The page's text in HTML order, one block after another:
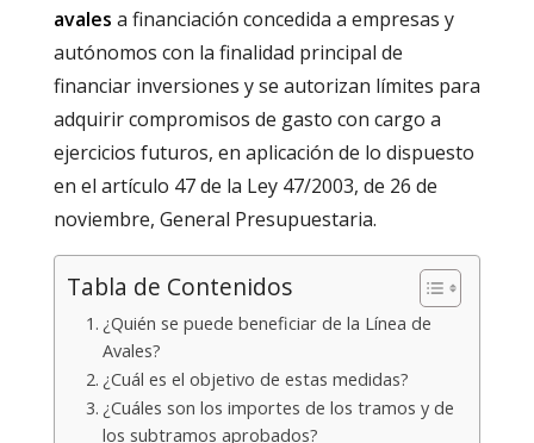
avales a financiación concedida a empresas y
autónomos con la finalidad principal de
financiar inversiones y se autorizan límites para
adquirir compromisos de gasto con cargo a
ejercicios futuros, en aplicación de lo dispuesto
en el artículo 47 de la Ley 47/2003, de 26 de
noviembre, General Presupuestaria.
Tabla de Contenidos
¿Quién se puede beneficiar de la Línea de
Avales?
¿Cuál es el objetivo de estas medidas?
¿Cuáles son los importes de los tramos y de
los subtramos aprobados?